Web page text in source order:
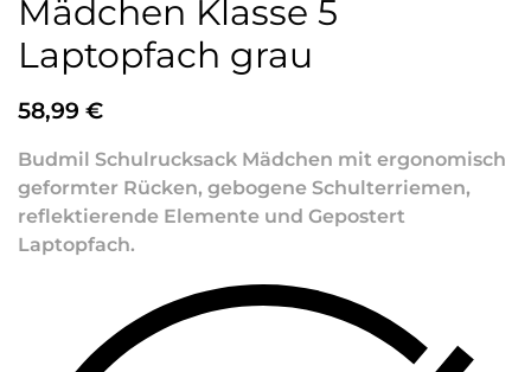
Mädchen Klasse 5
Laptopfach grau
58,99 €
Budmil Schulrucksack Mädchen mit ergonomisch
geformter Rücken, gebogene Schulterriemen,
reflektierende Elemente und Gepostert
Laptopfach.